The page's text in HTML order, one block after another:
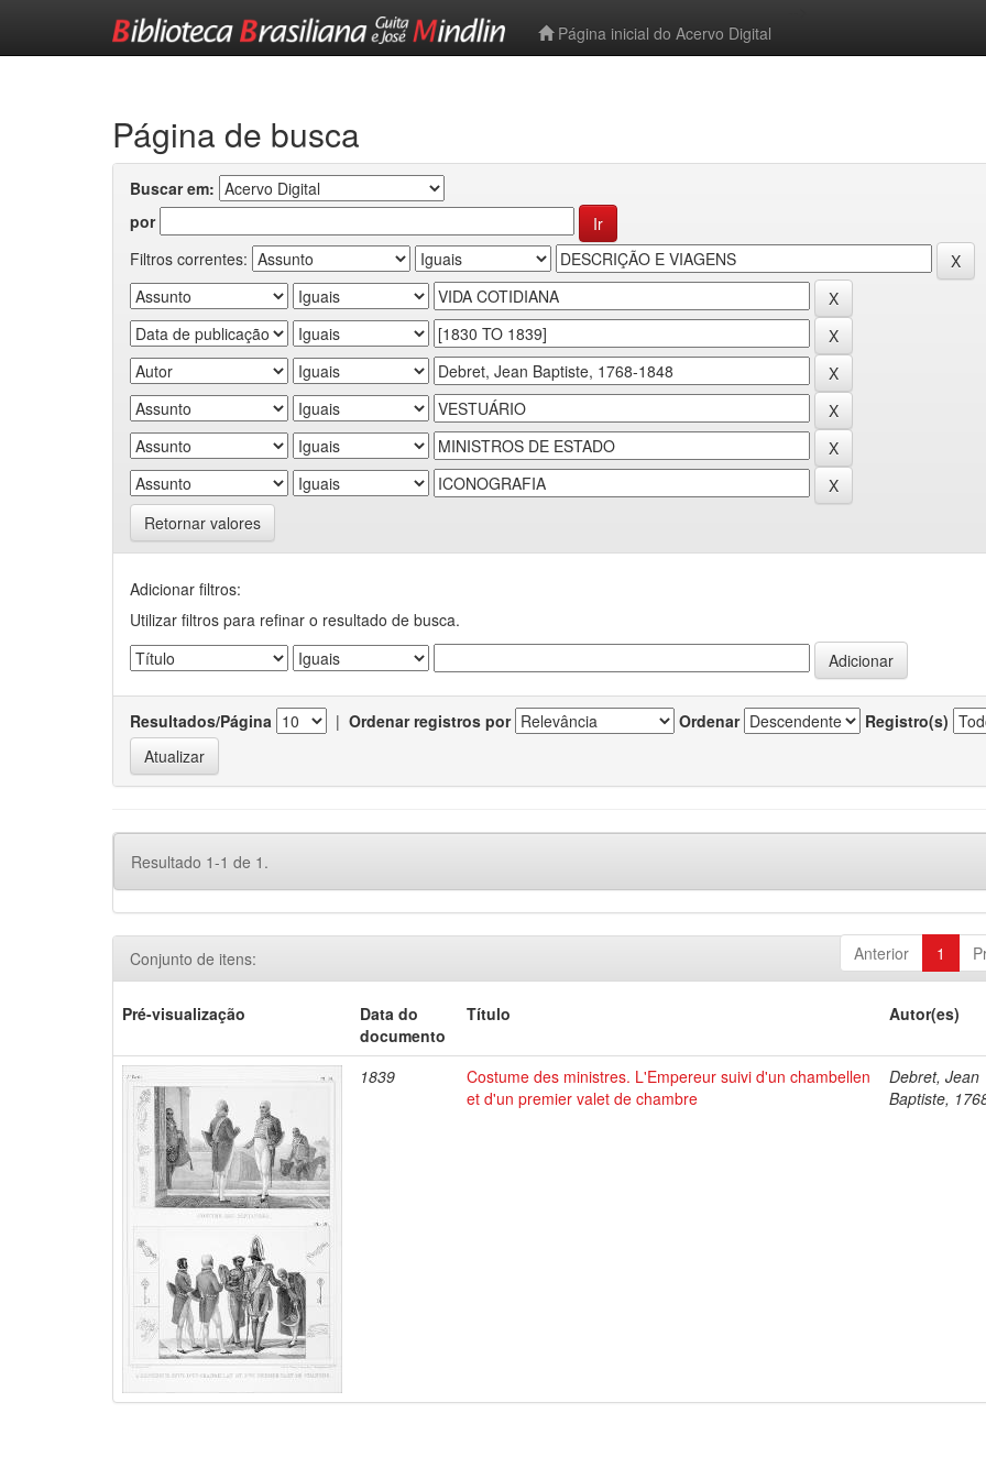
Página inicial do Acervo Digital
Página de busca
Buscar em:
por
Filtros correntes:
Retornar valores
Adicionar filtros:
Utilizar filtros para refinar o resultado de busca.
Resultados/Página | Ordenar registros por Ordenar Registro(s)
Resultado 1-1 de 1.
Anterior 1
Conjunto de itens:
Pré-visualização
Data do
documento
Título Autor(es)
1839
Costume des ministres. L'Empereur suivi d'un chambellen
et d'un premier valet de chambre
Debret, Jean
Baptiste,